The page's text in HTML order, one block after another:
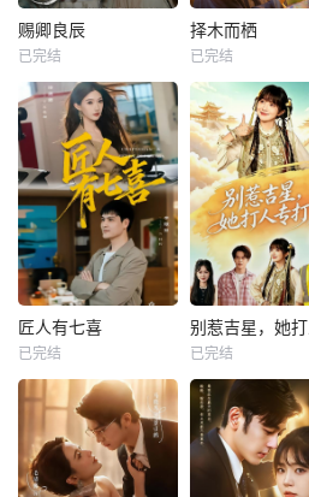
赐卿良辰
已完结
择木而栖
已完结
匠人有七喜
已完结 已完结